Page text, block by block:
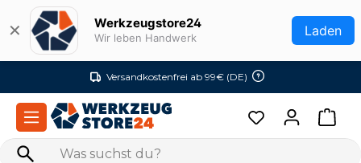
Zum Hauptinhalt springen
✕ Werkzeugstore24
Wir leben Handwerk Laden
Versandkostenfrei ab 99€ (DE)